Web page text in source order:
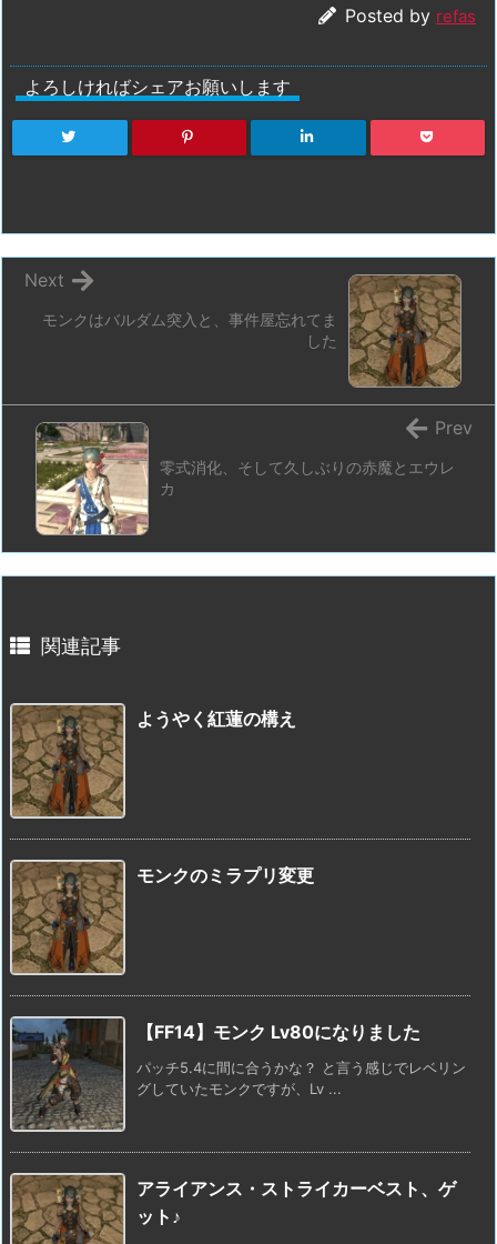
Posted by refas
よろしければシェアお願いします
モンクはバルダム突入と、事件屋忘れてま
した
Next
零式消化、そして久しぶりの赤魔とエウレ
カ
Prev
関連記事
ようやく紅蓮の構え
モンクのミラプリ変更
【FF14】モンク Lv80になりました
パッチ5.4に間に合うかな？ と言う感じでレベリン
グしていたモンクですが、Lv ...
アライアンス・ストライカーベスト、ゲ
ット♪